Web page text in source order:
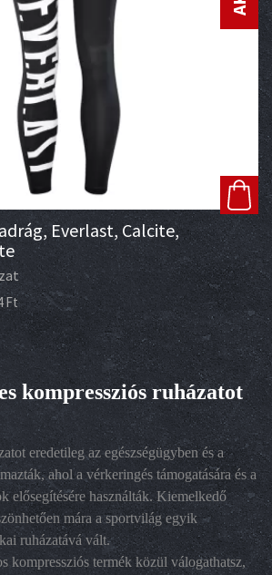
Everlast, Calcite,
Ft
kompressziós ruházatot
eredetileg az egészségügyben és a
ahol a vérkeringés támogatására és a
elősegítésére használták. Kiemelkedő
mára a sportvilág egyik
ruházatává vált.
kompressziós termék közül válogathatsz,